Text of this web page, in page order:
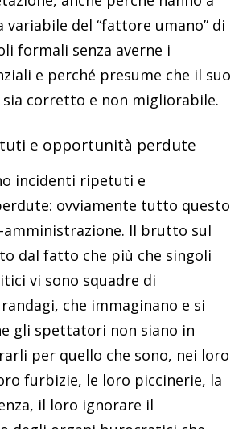
variabile del “fattore umano” di
formali senza averne i
e perché presume che il suo
corretto e non migliorabile.
e opportunità perdute
incidenti ripetuti e
ovviamente tutto questo
Il brutto sul
dal fatto che più che singoli
vi sono squadre di
che immaginano e si
gli spettatori non siano in
per quello che sono, nei loro
furbizie, le loro piccinerie, la
il loro ignorare il